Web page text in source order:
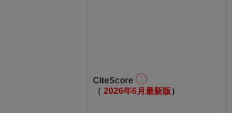
CiteScore
（ 2026年6月最新版 ）